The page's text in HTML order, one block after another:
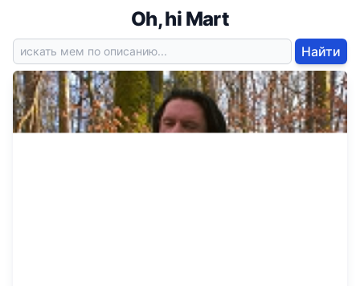
Oh, hi Mart
Найти